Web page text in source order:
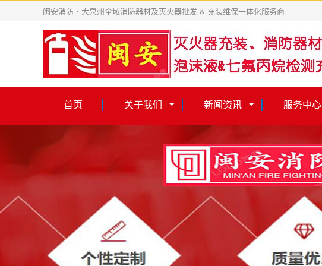
闽安消防・大泉州全域消防器材及灭火器批发 & 充装维保一体化服务商
首页 关于我们 新闻资讯 服务中心